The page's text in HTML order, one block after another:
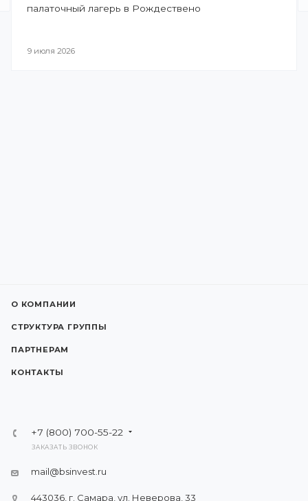
палаточный лагерь в Рождествено
9 июля 2026
О КОМПАНИИ
СТРУКТУРА ГРУППЫ
ПАРТНЕРАМ
КОНТАКТЫ
+7 (800) 700-55-22
ЗАКАЗАТЬ ЗВОНОК
mail@bsinvest.ru
443036, г. Самара, ул. Неверова, 33